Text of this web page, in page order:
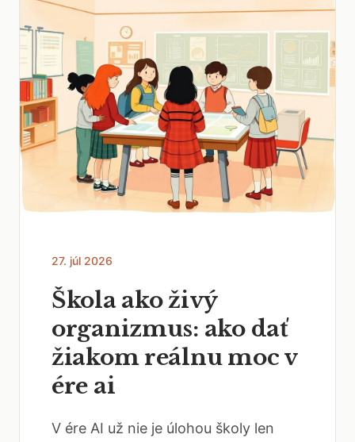
27. júl 2026
Škola ako živý
organizmus: ako dať
žiakom reálnu moc v
ére ai
V ére AI už nie je úlohou školy len